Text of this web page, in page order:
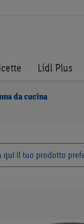
Lidl Plus
da cucina